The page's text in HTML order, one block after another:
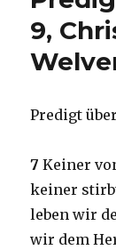
9,
Predigt
7 Keiner
keiner
leben wir
wir dem